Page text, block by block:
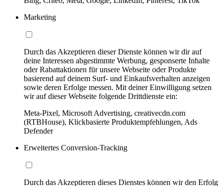
Marketing
Durch das Akzeptieren dieser Dienste können wir dir auf
deine Interessen abgestimmte Werbung, gesponserte Inhalte
oder Rabattaktionen für unsere Webseite oder Produkte
basierend auf deinem Surf- und Einkaufsverhalten anzeigen
sowie deren Erfolge messen. Mit deiner Einwilligung setzen
wir auf dieser Webseite folgende Drittdienste ein:
Meta-Pixel, Microsoft Advertising, creativecdn.com
(RTBHouse), Klickbasierte Produktempfehlungen, Ads
Defender
Erweitertes Conversion-Tracking
Durch das Akzeptieren dieses Dienstes können wir den Erfolg